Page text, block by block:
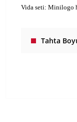
Vida seti: Minilogo
Tahta